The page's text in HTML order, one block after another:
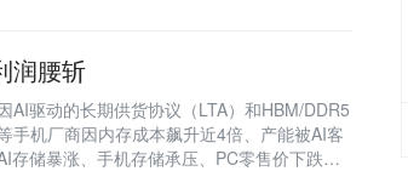
润腰斩
驱动的长期供货协议（LTA）和HBM/DDR5
手机厂商因内存成本飙升近4倍、产能被AI客
存储暴涨、手机存储承压、PC零售价下跌的